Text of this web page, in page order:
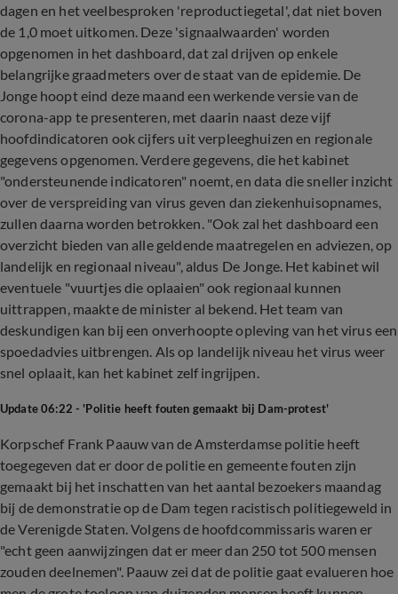
dagen en het veelbesproken 'reproductiegetal', dat niet boven
de 1,0 moet uitkomen. Deze 'signaalwaarden' worden
opgenomen in het dashboard, dat zal drijven op enkele
belangrijke graadmeters over de staat van de epidemie. De
Jonge hoopt eind deze maand een werkende versie van de
corona-app te presenteren, met daarin naast deze vijf
hoofdindicatoren ook cijfers uit verpleeghuizen en regionale
gegevens opgenomen. Verdere gegevens, die het kabinet
"ondersteunende indicatoren" noemt, en data die sneller inzicht
over de verspreiding van virus geven dan ziekenhuisopnames,
zullen daarna worden betrokken. "Ook zal het dashboard een
overzicht bieden van alle geldende maatregelen en adviezen, op
landelijk en regionaal niveau", aldus De Jonge. Het kabinet wil
eventuele "vuurtjes die oplaaien" ook regionaal kunnen
uittrappen, maakte de minister al bekend. Het team van
deskundigen kan bij een onverhoopte opleving van het virus een
spoedadvies uitbrengen. Als op landelijk niveau het virus weer
snel oplaait, kan het kabinet zelf ingrijpen.
Update 06:22 - 'Politie heeft fouten gemaakt bij Dam-protest'
Korpschef Frank Paauw van de Amsterdamse politie heeft
toegegeven dat er door de politie en gemeente fouten zijn
gemaakt bij het inschatten van het aantal bezoekers maandag
bij de demonstratie op de Dam tegen racistisch politiegeweld in
de Verenigde Staten. Volgens de hoofdcommissaris waren er
"echt geen aanwijzingen dat er meer dan 250 tot 500 mensen
zouden deelnemen". Paauw zei dat de politie gaat evalueren hoe